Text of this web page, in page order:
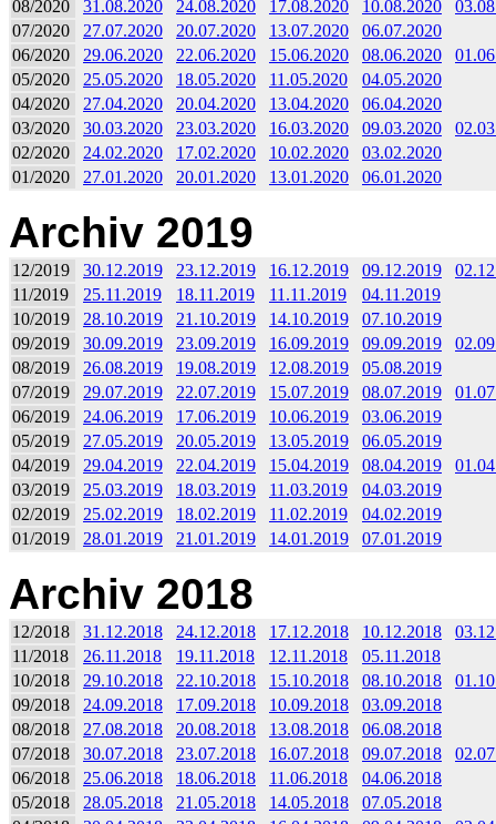
08/2020 31.08.2020 24.08.2020 17.08.2020 10.08.2020
07/2020
27.07.2020 20.07.2020 13.07.2020
06.07.2020
06/2020
29.06.2020 22.06.2020 15.06.2020 08.06.2020
05/2020
25.05.2020 18.05.2020 11.05.2020
04.05.2020
04/2020
27.04.2020 20.04.2020 13.04.2020
06.04.2020
03/2020
30.03.2020 23.03.2020 16.03.2020 09.03.2020
02/2020
24.02.2020 17.02.2020 10.02.2020
03.02.2020
01/2020
27.01.2020 20.01.2020 13.01.2020 06.01.2020
Archiv 2019
12/2019 30.12.2019 23.12.2019 16.12.2019 09.12.2019
11/2019
25.11.2019 18.11.2019 11.11.2019
04.11.2019
10/2019
28.10.2019 21.10.2019 14.10.2019
07.10.2019
09/2019
30.09.2019 23.09.2019 16.09.2019 09.09.2019
08/2019
26.08.2019 19.08.2019 12.08.2019
05.08.2019
07/2019
29.07.2019 22.07.2019 15.07.2019 08.07.2019
06/2019
24.06.2019 17.06.2019 10.06.2019
03.06.2019
05/2019
27.05.2019 20.05.2019 13.05.2019
06.05.2019
04/2019
29.04.2019 22.04.2019 15.04.2019 08.04.2019
03/2019
25.03.2019 18.03.2019 11.03.2019
04.03.2019
02/2019
25.02.2019 18.02.2019 11.02.2019
04.02.2019
01/2019
28.01.2019 21.01.2019 14.01.2019 07.01.2019
Archiv 2018
12/2018 31.12.2018 24.12.2018 17.12.2018 10.12.2018
11/2018
26.11.2018 19.11.2018 12.11.2018
05.11.2018
10/2018
29.10.2018 22.10.2018 15.10.2018 08.10.2018
09/2018
24.09.2018 17.09.2018 10.09.2018
03.09.2018
08/2018
27.08.2018 20.08.2018 13.08.2018
06.08.2018
07/2018
30.07.2018 23.07.2018 16.07.2018 09.07.2018
06/2018
25.06.2018 18.06.2018 11.06.2018
04.06.2018
05/2018
28.05.2018 21.05.2018 14.05.2018
07.05.2018